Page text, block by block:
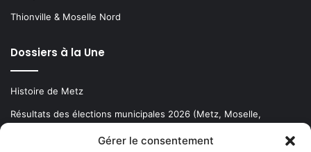
Gérer le consentement
Thionville & Moselle Nord
Dossiers à la Une
Histoire de Metz
Résultats des élections municipales 2026 (Metz, Moselle,